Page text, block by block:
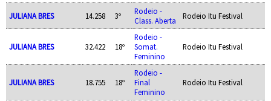
JULIANA BRES 14.258 3º
Rodeio -
Class. Aberta
Rodeio Itu Festival
JULIANA BRES 32.422 18º
Rodeio -
Somat.
Feminino
Rodeio Itu Festival
JULIANA BRES 18.755 18º
Rodeio -
Final
Feminino
Rodeio Itu Festival